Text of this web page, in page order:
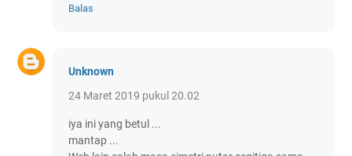
Balas
Unknown
24 Maret 2019 pukul 20.02
iya ini yang betul ...
mantap ...